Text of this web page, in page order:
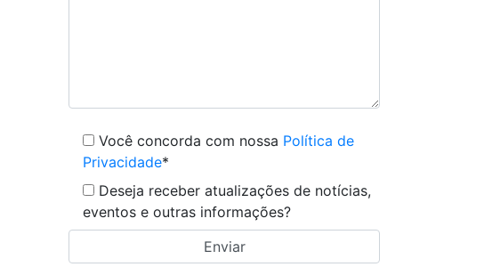
Você concorda com nossa Política de
Privacidade*
Deseja receber atualizações de notícias,
eventos e outras informações?